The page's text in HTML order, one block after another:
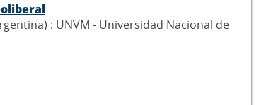
: UNVM - Universidad Nacional de